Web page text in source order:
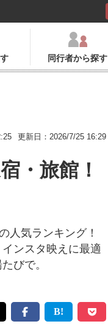
同行者から探す
更新日：2026/7/25 16:29
・旅館！
人気ランキング！
ンスタ映えに最適
びで。